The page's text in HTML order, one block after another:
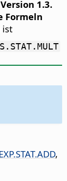
1.3.
Formeln
ist
,